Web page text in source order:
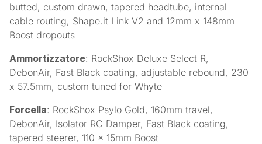
butted, custom drawn, tapered headtube, internal
cable routing, Shape.it Link V2 and 12mm x 148mm
Boost dropouts
Ammortizzatore: RockShox Deluxe Select R,
DebonAir, Fast Black coating, adjustable rebound, 230
x 57.5mm, custom tuned for Whyte
Forcella: RockShox Psylo Gold, 160mm travel,
DebonAir, Isolator RC Damper, Fast Black coating,
tapered steerer, 110 x 15mm Boost